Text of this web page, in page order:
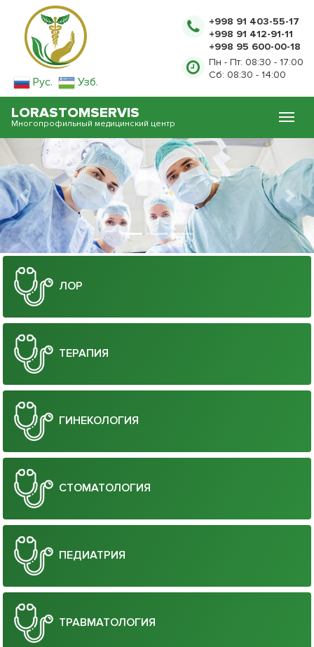
Рус. Узб.
+998 91 403-55-17
+998 91 412-91-11
+998 95 600-00-18
Пн - Пт: 08:30 - 17:00
Сб: 08:30 - 14:00
LORASTOMSERVIS
Многопрофильный медицинский центр
Previous Next
ЛОР
ТЕРАПИЯ
ГИНЕКОЛОГИЯ
СТОМАТОЛОГИЯ
ПЕДИАТРИЯ
ТРАВМАТОЛОГИЯ